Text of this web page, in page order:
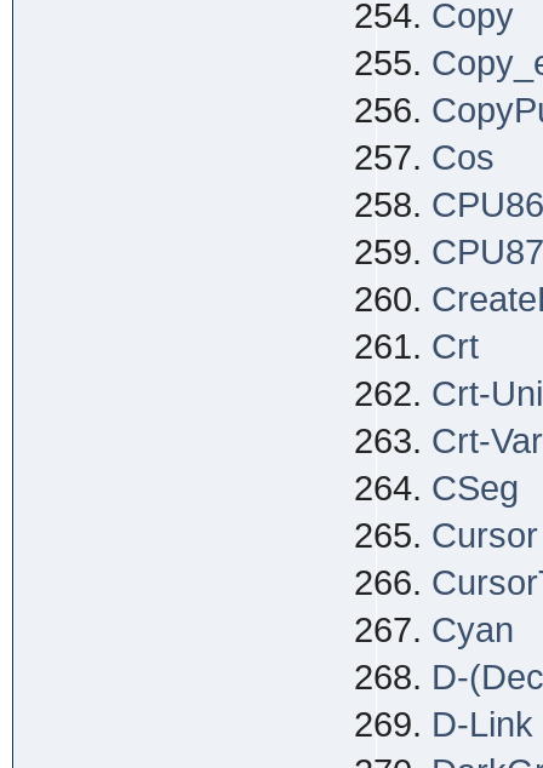
Copy
Cos
CPU86
CPU87
Crt
Crt-
Crt-
CSeg
Cursor
Cyan
D-
D-Link